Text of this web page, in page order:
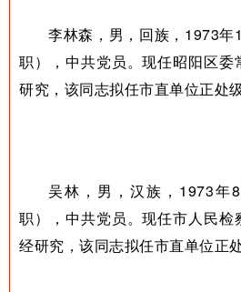
李林森，男，回族，1973年
职），中共党员。现任昭阳区
研究，该同志拟任市直单位正处
吴林，男，汉族，1973年
职），中共党员。现任市人民检
经研究，该同志拟任市直单位正